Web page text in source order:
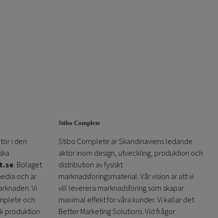
i den
. Bolaget
och är
Vi
och
produktion.
Stibo Complete
Stibo Complete är Skandinaviens ledande
aktör inom design, utveckling, produktion och
distribution av fysiskt
marknadsföringsmaterial. Vår vision är att vi
vill leverera marknadsföring som skapar
maximal effekt för våra kunder. Vi kallar det
Better Marketing Solutions. Vid frågor